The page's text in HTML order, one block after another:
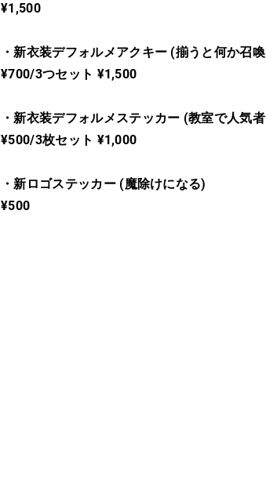
¥1,500
・新衣装デフォルメアクキー (揃うと何か召
¥700/3つセット ¥1,500
・新衣装デフォルメステッカー (教室で人気
¥500/3枚セット ¥1,000
・新ロゴステッカー (魔除けになる)
¥500